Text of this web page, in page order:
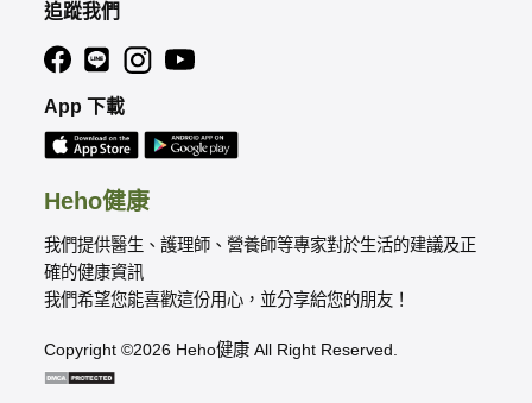
Heho健康
我們提供醫生、護理師、營養師等專家對於生活的建議及正
確的健康資訊
我們希望您能喜歡這份用心，並分享給您的朋友！
Copyright ©2026 Heho健康 All Right Reserved.
追蹤我們
App 下載